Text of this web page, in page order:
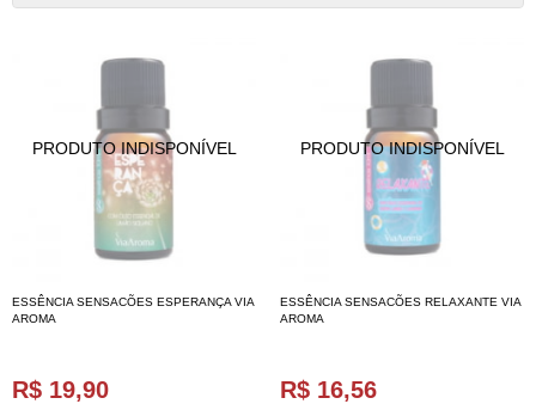
ESSÊNCIA SENSACÕES ESPERANÇA VIA
AROMA
R$ 19,90
ESSÊNCIA SENSACÕES RELAXANTE VIA
AROMA
R$ 16,56